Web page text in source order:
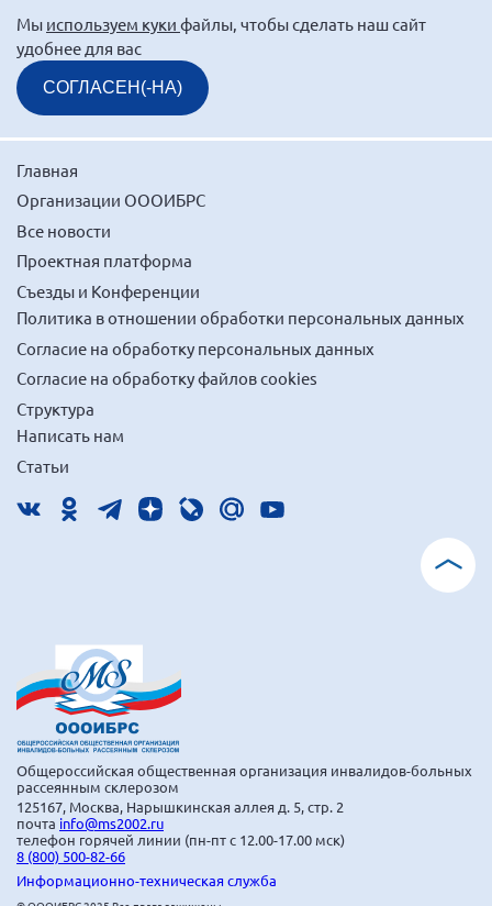
Новгородская область
Новосибирская область
Омская область
Оренбургская область
Республика Бурятия
Республика Карелия
Республика Калмыкия
Республика Хакасия
Ростовская область
г. Севастополь
Самарская область СОРС
Самарская область ПРИЗМА
Ставропольский край
Сахалинская область
Томская область
Тульская область
Ульяновская область
Челябинская область
Ярославская область
Мы используем куки файлы, чтобы сделать наш сайт
удобнее для вас
СОГЛАСЕН(-НА)
Главная
Организации ОООИБРС
Все новости
Проектная платформа
Съезды и Конференции
Политика в отношении обработки персональных данных
Согласие на обработку персональных данных
Согласие на обработку файлов cookies
Структура
Написать нам
Статьи
Общероссийская общественная организация инвалидов-больных
рассеянным склерозом
125167, Москва, Нарышкинская аллея д. 5, стр. 2
почта info@ms2002.ru
телефон горячей линии (пн-пт с 12.00-17.00 мск)
8 (800) 500-82-66
Информационно-техническая служба